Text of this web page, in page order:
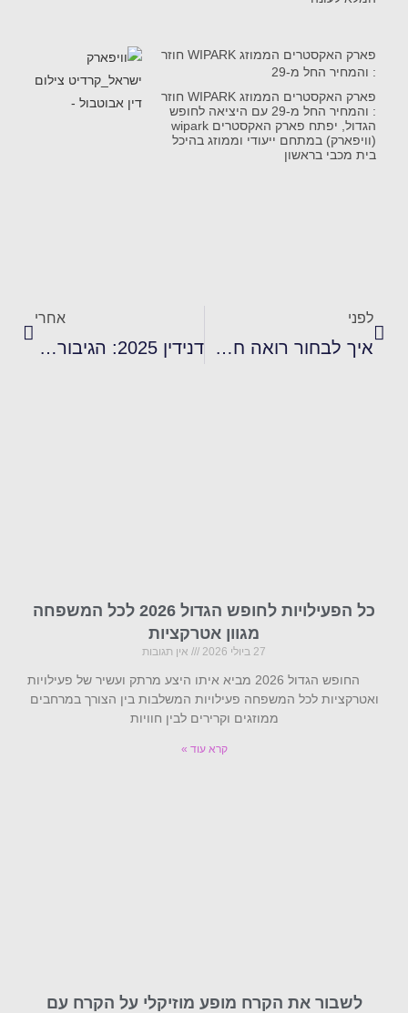
פארק האקסטרים הממוזג WIPARK חוזר
: והמחיר החל מ-29
פארק האקסטרים הממוזג WIPARK חוזר
: והמחיר החל מ-29 עם היציאה לחופש
הגדול, יפתח פארק האקסטרים wipark
(וויפארק) במתחם ייעודי וממוזג בהיכל
בית מכבי בראשון
לפני
איך לבחור רואה חשבון לאימהות עצמאיות
אחרי
דנידין 2025: הגיבור הישראלי הראשון חוזר – ובגדול
כל הפעילויות לחופש הגדול 2026 לכל המשפחה
מגוון אטרקציות
27 ביולי 2026 אין תגובות
החופש הגדול 2026 מביא איתו היצע מרתק ועשיר של פעילויות
ואטרקציות לכל המשפחה פעילויות המשלבות בין הצורך במרחבים
ממוזגים וקרירים לבין חוויות
קרא עוד »
לשבור את הקרח מופע מוזיקלי על הקרח עם